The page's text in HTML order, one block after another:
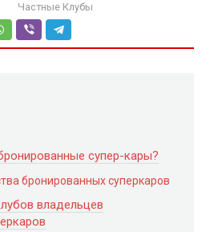
Частные Клубы
супер-кары?
бронированных суперкаров
владельцев